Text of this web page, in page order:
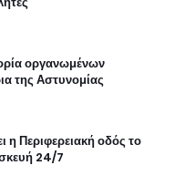
οργανωμένων
της Αστυνομίας
η Περιφερειακή οδός το
24/7